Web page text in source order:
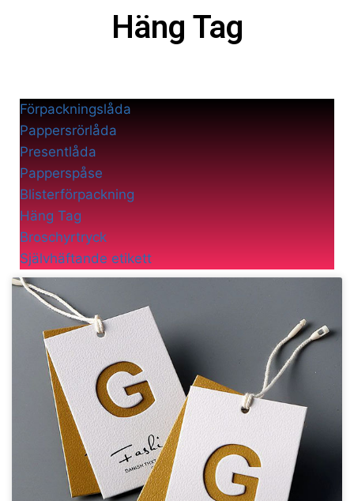
Häng Tag
Förpackningslåda
Pappersrörlåda
Presentlåda
Papperspåse
Blisterförpackning
Häng Tag
Broschyrtryck
Självhäftande etikett